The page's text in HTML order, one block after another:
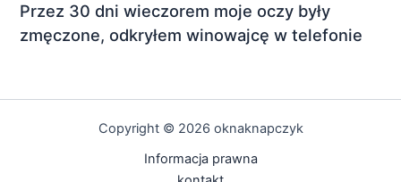
Przez 30 dni wieczorem moje oczy były
zmęczone, odkryłem winowajcę w telefonie
Copyright © 2026 oknaknapczyk
Informacja prawna